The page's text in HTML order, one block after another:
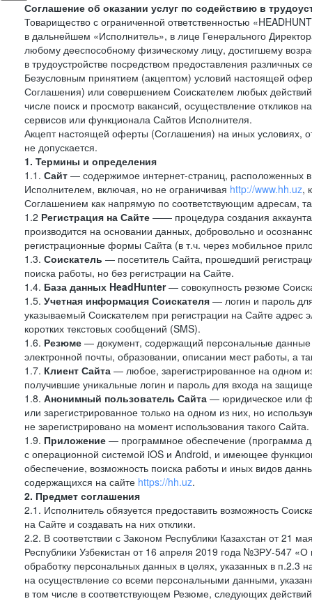
Соглашение об оказании услуг по содействию в
Товарищество с ограниченной ответственностью
в дальнейшем «Исполнитель», в лице Генерального
любому дееспособному физическому лицу, достигшему
в трудоустройстве посредством предоставления различных
Безусловным принятием (акцептом) условий настоящей
Соглашения) или совершением Соискателем любых
числе поиск и просмотр вакансий, осуществление откликов
сервисов или функционала Сайтов Исполнителя.
Акцепт настоящей оферты (Соглашения) на иных условиях,
не допускается.
1. Термины и определения
1.1. Сайт — содержимое интернет-страниц, расположенных
Исполнителем, включая, но не ограничивая http://www.hh.uz,
Соглашением как напрямую по соответствующим адресам,
1.2 Регистрация на Сайте —— процедура создания
производится на основании данных, добровольно и
регистрационные формы Сайта (в т.ч. через мобильное
1.3. Соискатель — посетитель Сайта, прошедший
поиска работы, но без регистрации на Сайте.
1.4. База данных HeadHunter— совокупность резюме
1.5. Учетная информация Соискателя — логин и пароль
указываемый Соискателем при регистрации на Сайте
коротких текстовых сообщений (SMS).
1.6. Резюме — документ, содержащий персональные
электронной почты, образовании, описании мест работы, а
1.7. Клиент Сайта — любое, зарегистрированное на одном
получившие уникальные логин и пароль для входа на
1.8. Анонимный пользователь Сайта — юридическое или
или зарегистрированное только на одном из них, но
не зарегистрировано на момент использования такого Сайта.
1.9. Приложение — программное обеспечение (программа
с операционной системой iOS и Android, и имеющее
обеспечение, возможность поиска работы и иных видов
содержащихся на сайте https://hh.uz.
2. Предмет соглашения
2.1. Исполнитель обязуется предоставить возможность
на Сайте и создавать на них отклики.
2.2. В соответствии с Законом Республики Казахстан от
Республики Узбекистан от 16 апреля 2019 года №ЗРУ-547
обработку персональных данных в целях, указанных в
на осуществление со всеми персональными данными,
в том числе в соответствующем Резюме, следующих